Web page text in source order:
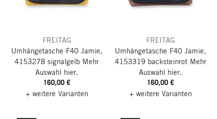
FREITAG
Umhängetasche F40 Jamie,
4153278 signalgelb Mehr
Auswahl hier.
160,00 €
+ weitere Varianten
FREITAG
Umhängetasche F40 Jamie,
4153319 backsteinrotMehr
Auswahl hier.
160,00 €
+ weitere Varianten